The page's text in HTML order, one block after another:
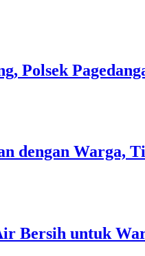
Polsek
dengan Warga,
Bersih untuk